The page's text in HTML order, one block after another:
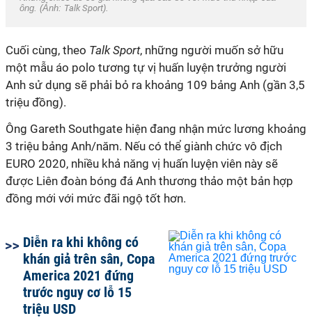
ông. (Ảnh: Talk Sport).
Cuối cùng, theo Talk Sport, những người muốn sở hữu
một mẫu áo polo tương tự vị huấn luyện trưởng người
Anh sử dụng sẽ phải bỏ ra khoảng 109 bảng Anh (gần 3,5
triệu đồng).
Ông Gareth Southgate hiện đang nhận mức lương khoảng
3 triệu bảng Anh/năm. Nếu có thể giành chức vô địch
EURO 2020, nhiều khả năng vị huấn luyện viên này sẽ
được Liên đoàn bóng đá Anh thương thảo một bản hợp
đồng mới với mức đãi ngộ tốt hơn.
Diễn ra khi không có
khán giả trên sân, Copa
America 2021 đứng
trước nguy cơ lỗ 15
triệu USD